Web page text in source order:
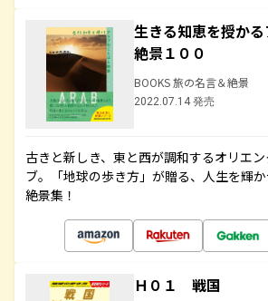
生きる知恵を授か
絶景１００
BOOKS 旅の名言＆絶景
2022.07.14 発売
古きと新しき、東と西が調和するオリエ
ブ。「地球の歩き方」が贈る、人生を輝
絶景集！
Ｈ０１ 戦国